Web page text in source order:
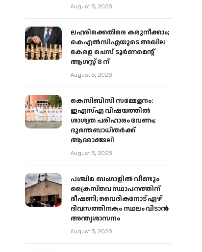
August 5, 2026
ലഹരിക്കെതിരെ കരുനീക്കാം;
കെഎൽസിഎയുടെ അഖില
കേരള ചെസ് ടൂർണമെന്റ്
ആഗസ്റ്റ് 8 ന്
August 5, 2026
കെസിബിസി സമ്മേളനം:
ഇഎസ്എ വിഷയത്തിൽ
ശാശ്വത പരിഹാരം വേണം;
ദുരന്തബാധിതർക്ക്
ആദരാഞ്ജലി
August 5, 2026
പശ്ചിമ ബംഗാളിൽ വീണ്ടും
ക്രൈസ്തവ സ്ഥാപനത്തിന്
ഭീഷണി; വൈദികനോട് ഏഴ്
ദിവസത്തിനകം സ്ഥലം വിടാൻ
അന്ത്യശാസനം
August 5, 2026